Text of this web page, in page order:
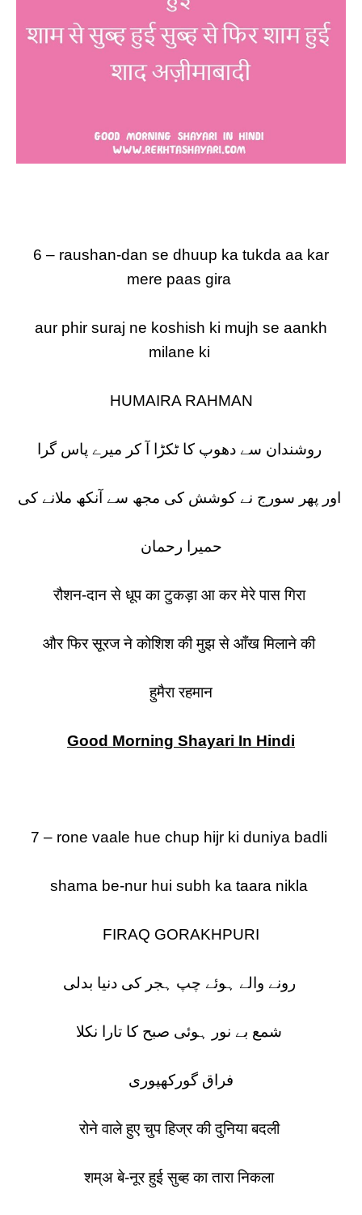
6 – raushan-dan se dhuup ka tukda aa kar
mere paas gira
aur phir suraj ne koshish ki mujh se aankh
milane ki
HUMAIRA RAHMAN
حمیرا رحمان
रौशन-दान से धूप का टुकड़ा आ कर मेरे पास गिरा
और फिर सूरज ने कोशिश की मुझ से आँख मिलाने की
हुमैरा रहमान
Good Morning Shayari In Hindi
7 – rone vaale hue chup hijr ki duniya badli
shama be-nur hui subh ka taara nikla
FIRAQ GORAKHPURI
فراق گورکھپوری
रोने वाले हुए चुप हिज्र की दुनिया बदली
शम्अ बे-नूर हुई सुब्ह का तारा निकला